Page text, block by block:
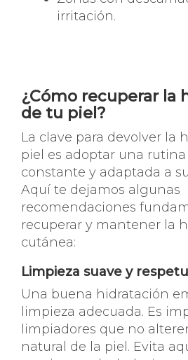
irritación.
¿Cómo recuperar la
de tu piel?
La clave para devolver la
piel es adoptar una
constante y adaptada a
Aquí te dejamos algunas
recomendaciones
recuperar y mantener la
cutánea:
Limpieza suave y
Una buena hidratación
limpieza adecuada. Es
limpiadores que no
natural de la piel. Evita